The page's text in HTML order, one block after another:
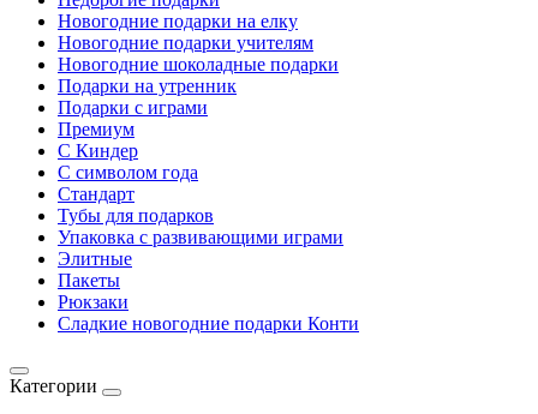
Новогодние подарки на елку
Новогодние подарки учителям
Новогодние шоколадные подарки
Подарки на утренник
Подарки с играми
Премиум
С Киндер
С символом года
Стандарт
Тубы для подарков
Упаковка с развивающими играми
Элитные
Пакеты
Рюкзаки
Сладкие новогодние подарки Конти
Категории